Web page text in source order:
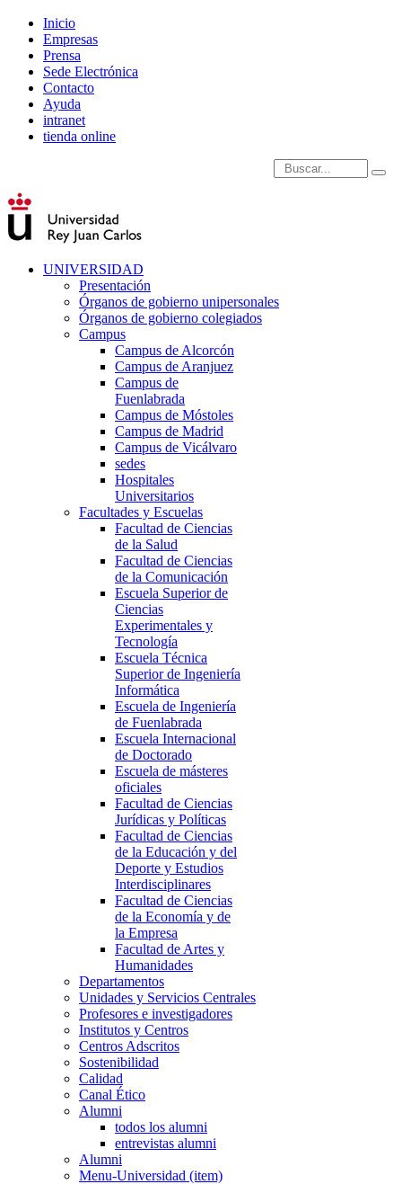
Inicio
Empresas
Prensa
Sede Electrónica
Contacto
Ayuda
intranet
tienda online
Introduce términos de
UNIVERSIDAD
Presentación
Órganos de gobierno unipersonales
Órganos de gobierno colegiados
Campus
Campus de Alcorcón
Campus de Aranjuez
Campus de
Fuenlabrada
Campus de Móstoles
Campus de Madrid
Campus de Vicálvaro
sedes
Hospitales
Universitarios
Facultades y Escuelas
Facultad de Ciencias
de la Salud
Facultad de Ciencias
de la Comunicación
Escuela Superior de
Ciencias
Experimentales y
Tecnología
Escuela Técnica
Superior de Ingeniería
Informática
Escuela de Ingeniería
de Fuenlabrada
Escuela Internacional
de Doctorado
Escuela de másteres
oficiales
Facultad de Ciencias
Jurídicas y Políticas
Facultad de Ciencias
de la Educación y del
Deporte y Estudios
Interdisciplinares
Facultad de Ciencias
de la Economía y de
la Empresa
Facultad de Artes y
Humanidades
Departamentos
Unidades y Servicios Centrales
Profesores e investigadores
Institutos y Centros
Centros Adscritos
Sostenibilidad
Calidad
Canal Ético
Alumni
todos los alumni
entrevistas alumni
Alumni
Menu-Universidad (item)